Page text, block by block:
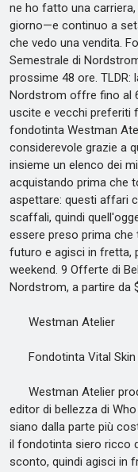
ne ho fatto una
giorno—e continuo a
che vedo una vendita.
Semestrale di
prossime 48 ore.
Nordstrom offre fino al
uscite e vecchi preferiti
fondotinta Westman
considerevole grazie a
insieme un elenco dei
acquistando prima che
aspettare: questi affari
scaffali, quindi
essere preso prima che
futuro e agisci in fretta,
weekend. 9 Offerte di
Nordstrom, a partire da
Westman Atelier
Fondotinta Vital Skin
Westman Atelier
editor di bellezza di
siano dalla parte più
il fondotinta siero ricco
sconto, quindi agisci in